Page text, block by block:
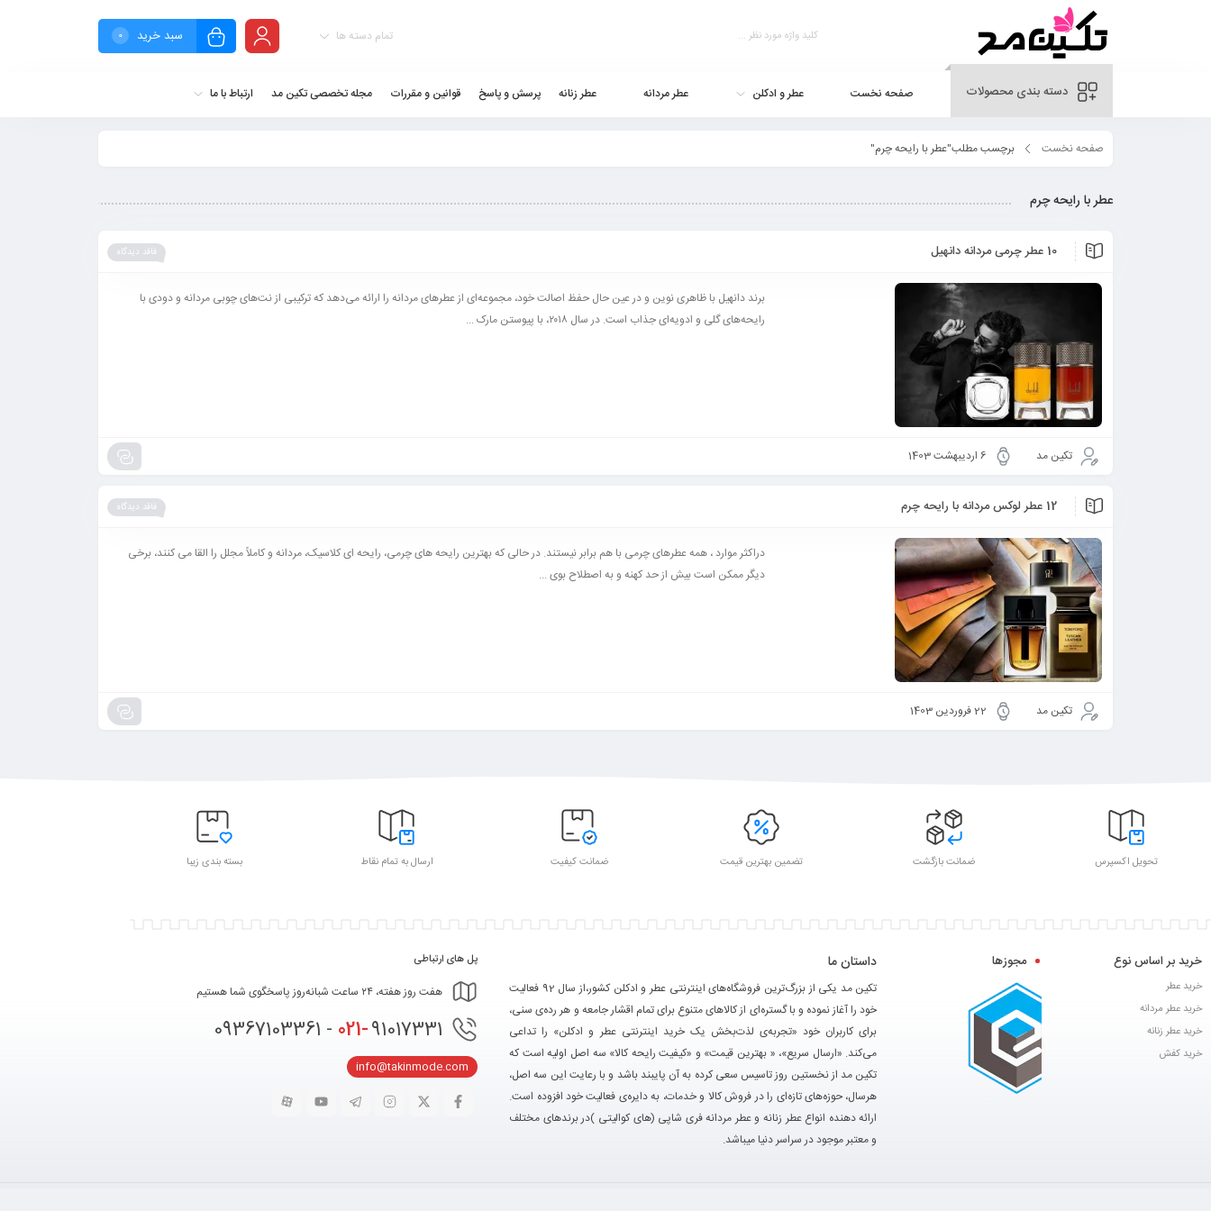
سبد خرید 0 تمام دسته ها
دسته بندی محصولات صفحه نخست عطر و ادکلن عطر مردانه عطر زنانه پرسش و پاسخ قوانین و مقررات مجله تخصصی تکین مد ارتباط با ما
صفحه نخست برچسب مطلب"عطر با رایحه چرم"
عطر با رایحه چرم
فاقد دیدگاه 10 عطر چرمی مردانه دانهیل
برند دانهیل با ظاهری نوین و در عین حال حفظ اصالت خود، مجموعه‌ای از عطرهای مردانه را ارائه می‌دهد که ترکیبی از نت‌های چوبی مردانه و دودی با
رایحه‌های گلی و ادویه‌ای جذاب است. در سال ۲۰۱۸، با پیوستن مارک ...
تکین مد 6 اردیبهشت 1403
فاقد دیدگاه 12 عطر لوکس مردانه با رایحه چرم
دراکثر موارد ، همه عطرهای چرمی با هم برابر نیستند. در حالی که بهترین رایحه های چرمی، رایحه ای کلاسیک، مردانه و کاملاً مجلل را القا می کنند، برخی
دیگر ممکن است بیش از حد کهنه و به اصطلاح بوی ...
تکین مد 22 فروردین 1403
تحویل اکسپرس ضمانت بازگشت تضمین بهترین قیمت ضمانت کیفیت ارسال به تمام نقاط بسته بندی زیبا
خرید بر اساس نوع
خرید عطر
خرید عطر مردانه
خرید عطر زنانه
خرید کفش
مجوزها داستان ما
تکین مد یکی از بزرگ‌ترین فروشگاه‌های اینترنتی عطر و ادکلن کشور،از سال 92 فعالیت
خود را آغاز نموده و با گستره‌ای از کالاهای متنوع برای تمام اقشار جامعه و هر رده‌ی سنی،
برای کاربران خود «تجربه‌ی لذت‌بخش یک خرید اینترنتی عطر و ادکلن» را تداعی
می‌کند. «ارسال سریع»، « بهترین قیمت» و «کیفیت رایحه کالا» سه اصل اولیه است که
تکین مد از نخستین روز تاسیس سعی کرده به آن پایبند باشد و با رعایت این سه اصل،
هرسال، حوزه‌های تازه‌ای را در فروش کالا و خدمات، به دایره‌ی فعالیت خود افزوده است.
ارائه دهنده انواع عطر زنانه و عطر مردانه فری شاپی (های کوالیتی )در برندهای مختلف
و معتبر موجود در سراسر دنیا میباشد.
پل های ارتباطی
هفت روز هفته، ۲۴ ساعت شبانه‌روز پاسخگوی شما هستیم
021-91017331 - 09367103361
info@takinmode.com